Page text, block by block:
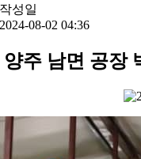
작성일
2024-08-02 04:36
양주 남면 공장